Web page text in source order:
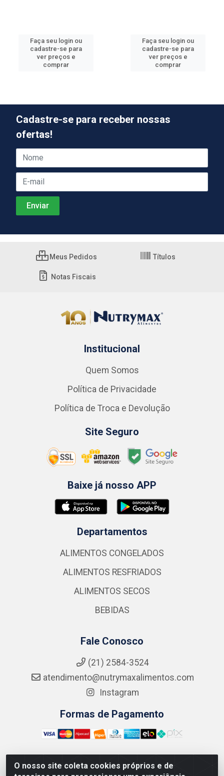
Faça seu login ou
cadastre-se para
ver preços e
comprar
Faça seu login ou
cadastre-se para
ver preços e
comprar
O nosso site coleta cookies próprios e de
Cadastre-se para receber nossas
ofertas!
Meus Pedidos Títulos
Notas Fiscais
Institucional
Quem Somos
Política de Privacidade
Política de Troca e Devolução
Site Seguro
Baixe já nosso APP
Departamentos
ALIMENTOS CONGELADOS
ALIMENTOS RESFRIADOS
ALIMENTOS SECOS
BEBIDAS
Fale Conosco
(21) 2584-3524
atendimento@nutrymaxalimentos.com
Instagram
Formas de Pagamento
NUTRY MAX COMÉRCIO DE PRODUTOS ALIMENTICIOS